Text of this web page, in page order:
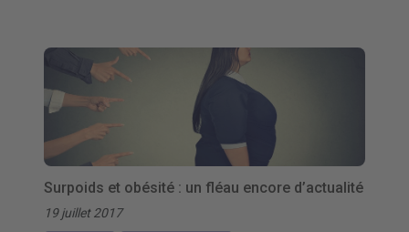
Surpoids et obésité : un fléau encore d’actualité
19 juillet 2017